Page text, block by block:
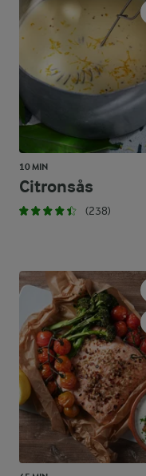
10 MIN
Citronsås
(238)